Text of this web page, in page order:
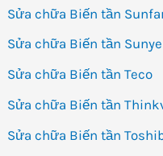
Sửa chữa Biến tần
Sửa chữa Biến tần Sunye
Sửa chữa Biến tần Teco
Sửa chữa Biến tần
Sửa chữa Biến tần